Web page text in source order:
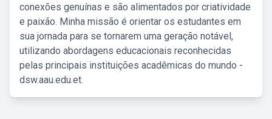
conexões genuínas e são alimentados por criatividade
e paixão. Minha missão é orientar os estudantes em
sua jornada para se tornarem uma geração notável,
utilizando abordagens educacionais reconhecidas
pelas principais instituições acadêmicas do mundo -
dsw.aau.edu.et.